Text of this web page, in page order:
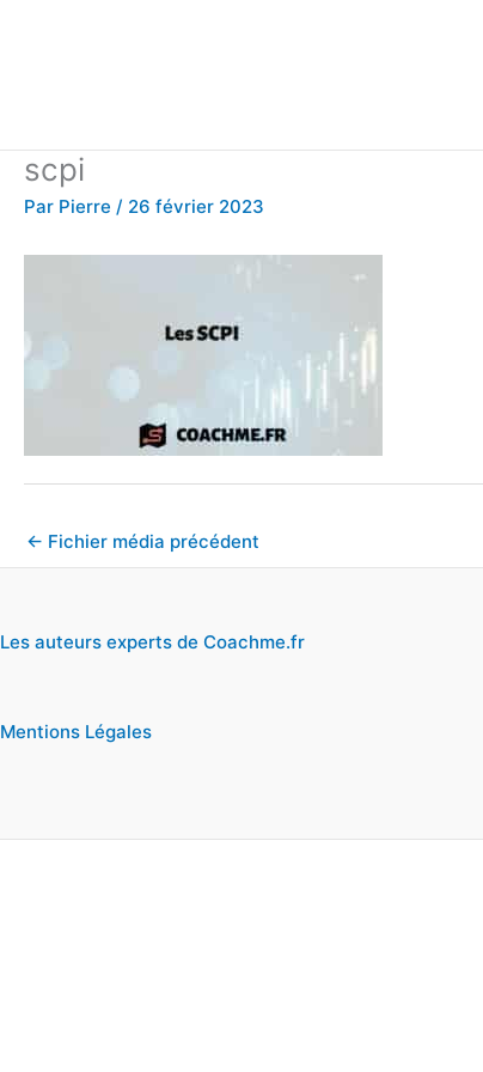
scpi
Par Pierre / 26 février 2023
← Fichier média précédent
Les auteurs experts de Coachme.fr
Mentions Légales